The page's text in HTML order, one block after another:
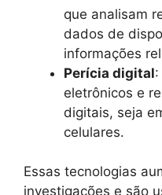
que analisam
dados de
informações
Perícia digital
eletrônicos e
digitais, seja
celulares.
Essas tecnologias
investigações e são